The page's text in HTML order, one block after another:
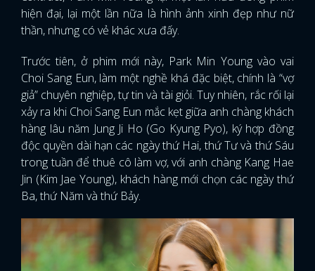
hiện đại, lại một lần nữa là hình ảnh xinh đẹp như nữ
thần, nhưng có vẻ khác xưa đấy.
Trước tiên, ở phim mới này, Park Min Young vào vai
Choi Sang Eun, làm một nghề khá đặc biệt, chính là “vợ
giả” chuyên nghiệp, tự tin và tài giỏi. Tuy nhiên, rắc rối lại
xảy ra khi Choi Sang Eun mắc kẹt giữa anh chàng khách
hàng lâu năm Jung Ji Ho (Go Kyung Pyo), ký hợp đồng
độc quyền dài hạn các ngày thứ Hai, thứ Tư và thứ Sáu
trong tuần để thuê cô làm vợ, với anh chàng Kang Hae
Jin (Kim Jae Young), khách hàng mới chọn các ngày thứ
Ba, thứ Năm và thứ Bảy.